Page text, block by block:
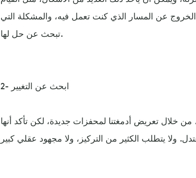
الخروج عن المسار الذي كنت تعمل فيه، والمشكلة التي
تبحث عن حل لها.
2- ابحث عن التغيير
من خلال تعريض أدمغتنا لمحفزات جديدة، لكن تأكد أنها